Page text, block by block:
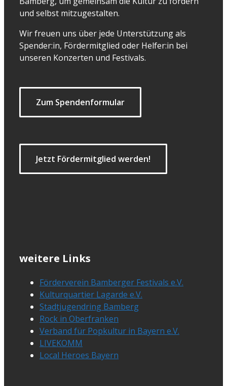
und selbst mitzugestalten.
Wir freuen uns über jede Unterstützung als
Spender:in, Fördermitglied oder Helfer:in bei
unseren Konzerten und Festivals.
Zum Spendenformular
Jetzt Fördermitglied werden!
weitere Links
Förderverein Bamberger Festivals e.V.
Kulturquartier Lagarde e.V.
Stadtjugendring Bamberg
Rock in Oberfranken
Verband für Popkultur in Bayern e.V.
LIVEKOMM
Local Heroes Bayern